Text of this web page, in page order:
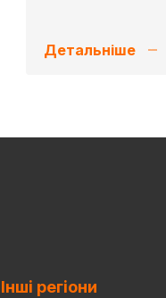
Детальніше
Інші регіони